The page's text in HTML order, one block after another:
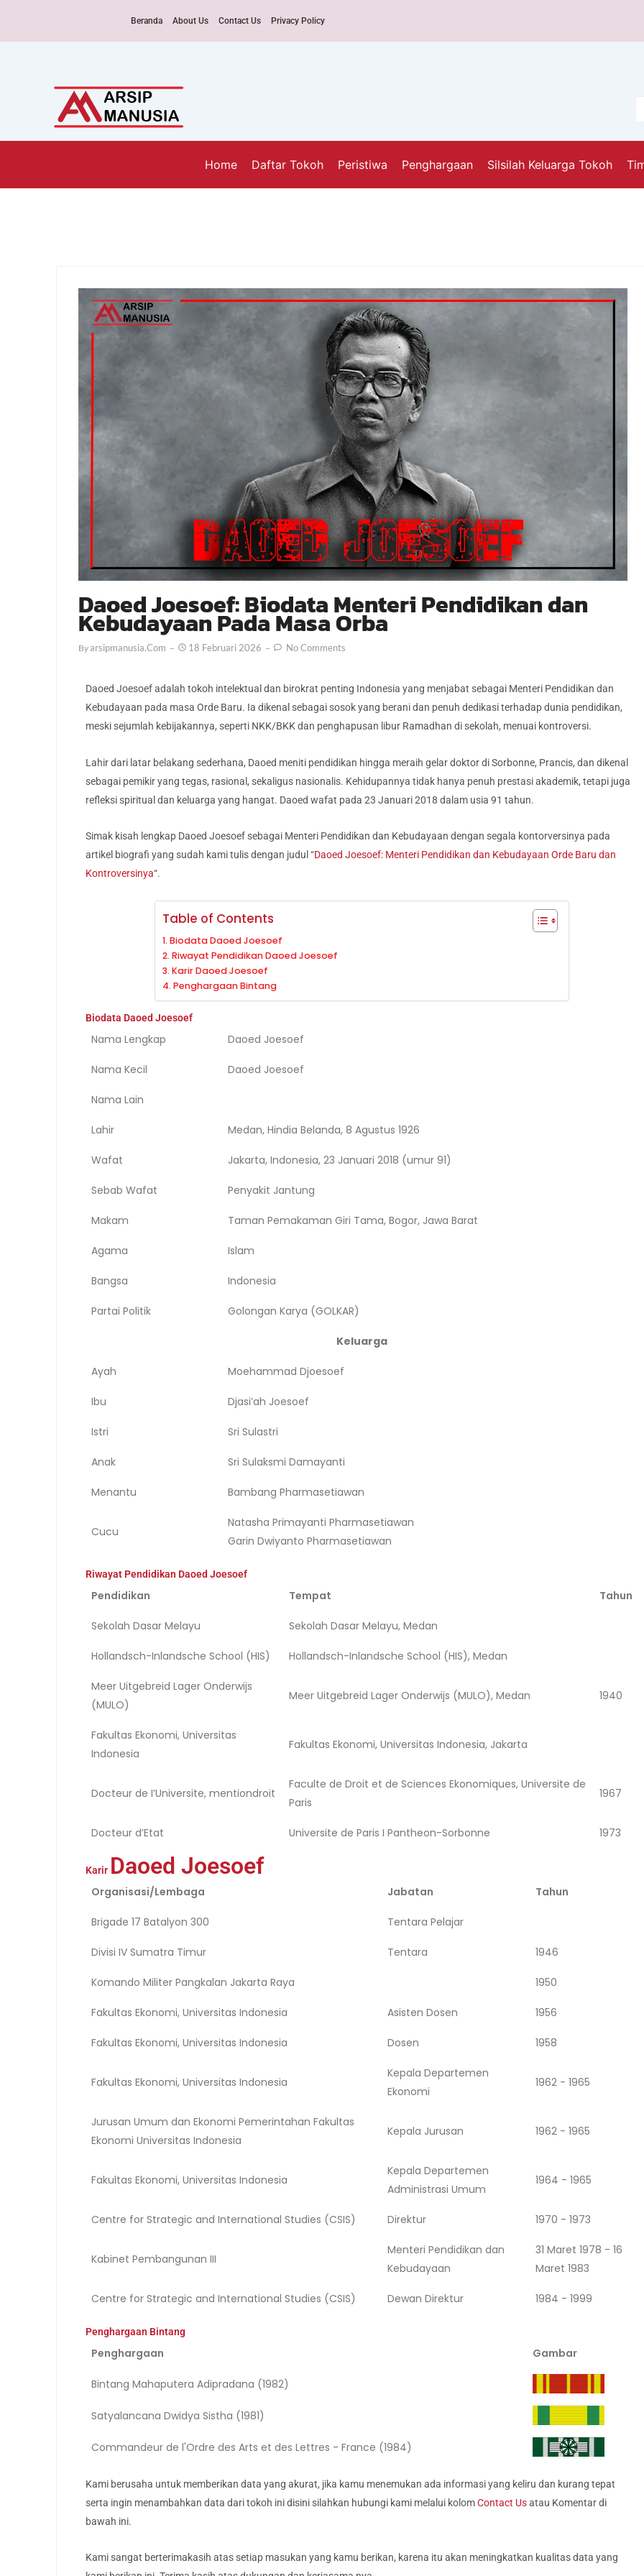
Beranda About Us Contact Us Privacy Policy
Home Daftar Tokoh Peristiwa Penghargaan Silsilah Keluarga Tokoh
Daoed Joesoef: Biodata Menteri Pendidikan dan
Kebudayaan Pada Masa Orba
ByArsipmanusia.com 18 Februari 2026 No Comments
Daoed Joesoef adalah tokoh intelektual dan birokrat penting Indonesia yang menjabat sebagai Menteri Pendidikan dan
Kebudayaan pada masa Orde Baru. Ia dikenal sebagai sosok yang berani dan penuh dedikasi terhadap dunia pendidikan,
meski sejumlah kebijakannya, seperti NKK/BKK dan penghapusan libur Ramadhan di sekolah, menuai kontroversi.
Lahir dari latar belakang sederhana, Daoed meniti pendidikan hingga meraih gelar doktor di Sorbonne, Prancis, dan dikenal
sebagai pemikir yang tegas, rasional, sekaligus nasionalis. Kehidupannya tidak hanya penuh prestasi akademik, tetapi juga
refleksi spiritual dan keluarga yang hangat. Daoed wafat pada 23 Januari 2018 dalam usia 91 tahun.
Simak kisah lengkap Daoed Joesoef sebagai Menteri Pendidikan dan Kebudayaan dengan segala kontorversinya pada
artikel biografi yang sudah kami tulis dengan judul “Daoed Joesoef: Menteri Pendidikan dan Kebudayaan Orde Baru dan
Kontroversinya“.
Table of Contents
Biodata Daoed Joesoef
Riwayat Pendidikan Daoed Joesoef
Karir Daoed Joesoef
Penghargaan Bintang
Biodata Daoed Joesoef
Nama Lengkap Daoed Joesoef
Nama Kecil Daoed Joesoef
Nama Lain
Lahir Medan, Hindia Belanda, 8 Agustus 1926
Wafat Jakarta, Indonesia, 23 Januari 2018 (umur 91)
Sebab Wafat Penyakit Jantung
Makam Taman Pemakaman Giri Tama, Bogor, Jawa Barat
Agama Islam
Bangsa Indonesia
Partai Politik Golongan Karya (GOLKAR)
Keluarga
Ayah Moehammad Djoesoef
Ibu Djasi’ah Joesoef
Istri Sri Sulastri
Anak Sri Sulaksmi Damayanti
Menantu Bambang Pharmasetiawan
Cucu
Natasha Primayanti Pharmasetiawan
Garin Dwiyanto Pharmasetiawan
Riwayat Pendidikan Daoed Joesoef
Pendidikan Tempat Tahun
Sekolah Dasar Melayu Sekolah Dasar Melayu, Medan
Hollandsch-Inlandsche School (HIS) Hollandsch-Inlandsche School (HIS), Medan
Meer Uitgebreid Lager Onderwijs
(MULO)
Meer Uitgebreid Lager Onderwijs (MULO), Medan 1940
Fakultas Ekonomi, Universitas
Indonesia
Fakultas Ekonomi, Universitas Indonesia, Jakarta
Docteur de I’Universite, mentiondroit
Faculte de Droit et de Sciences Ekonomiques, Universite de
Paris
1967
Docteur d’Etat Universite de Paris I Pantheon-Sorbonne 1973
Karir Daoed Joesoef
Organisasi/Lembaga Jabatan Tahun
Brigade 17 Batalyon 300 Tentara Pelajar
Divisi IV Sumatra Timur Tentara 1946
Komando Militer Pangkalan Jakarta Raya 1950
Fakultas Ekonomi, Universitas Indonesia Asisten Dosen 1956
Fakultas Ekonomi, Universitas Indonesia Dosen 1958
Fakultas Ekonomi, Universitas Indonesia
Kepala Departemen
Ekonomi
1962 - 1965
Jurusan Umum dan Ekonomi Pemerintahan Fakultas
Ekonomi Universitas Indonesia
Kepala Jurusan 1962 - 1965
Fakultas Ekonomi, Universitas Indonesia
Kepala Departemen
Administrasi Umum
1964 - 1965
Centre for Strategic and International Studies (CSIS) Direktur 1970 - 1973
Kabinet Pembangunan III
Menteri Pendidikan dan
Kebudayaan
31 Maret 1978 - 16
Maret 1983
Centre for Strategic and International Studies (CSIS) Dewan Direktur 1984 - 1999
Penghargaan Bintang
Penghargaan Gambar
Bintang Mahaputera Adipradana (1982)
Satyalancana Dwidya Sistha (1981)
Commandeur de l'Ordre des Arts et des Lettres - France (1984)
Kami berusaha untuk memberikan data yang akurat, jika kamu menemukan ada informasi yang keliru dan kurang tepat
serta ingin menambahkan data dari tokoh ini disini silahkan hubungi kami melalui kolomContact Usatau Komentar di
bawah ini.
Kami sangat berterimakasih atas setiap masukan yang kamu berikan, karena itu akan meningkatkan kualitas data yang